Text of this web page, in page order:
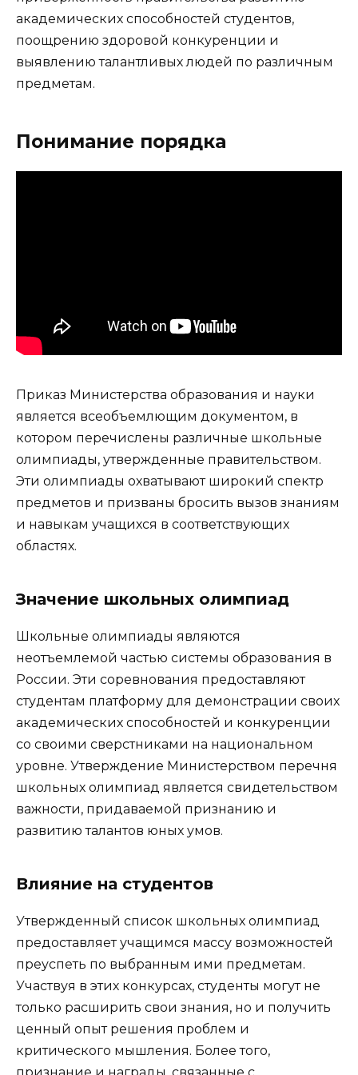
академических способностей студентов,
поощрению здоровой конкуренции и
выявлению талантливых людей по различным
предметам.
Понимание порядка
Приказ Министерства образования и науки
является всеобъемлющим документом, в
котором перечислены различные школьные
олимпиады, утвержденные правительством.
Эти олимпиады охватывают широкий спектр
предметов и призваны бросить вызов знаниям
и навыкам учащихся в соответствующих
областях.
Значение школьных олимпиад
Школьные олимпиады являются
неотъемлемой частью системы образования в
России. Эти соревнования предоставляют
студентам платформу для демонстрации своих
академических способностей и конкуренции
со своими сверстниками на национальном
уровне. Утверждение Министерством перечня
школьных олимпиад является свидетельством
важности, придаваемой признанию и
развитию талантов юных умов.
Влияние на студентов
Утвержденный список школьных олимпиад
предоставляет учащимся массу возможностей
преуспеть по выбранным ими предметам.
Участвуя в этих конкурсах, студенты могут не
только расширить свои знания, но и получить
ценный опыт решения проблем и
критического мышления. Более того,
признание и награды, связанные с